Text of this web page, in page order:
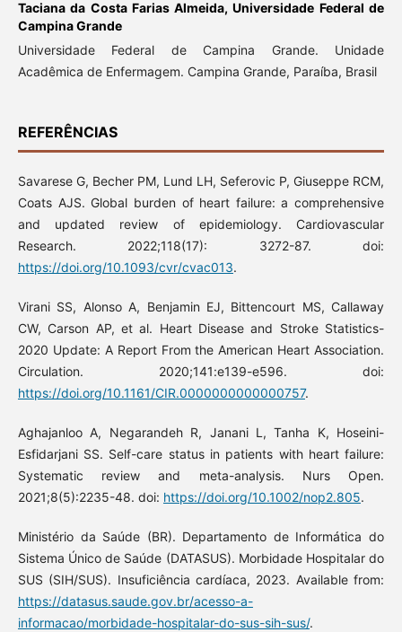
Taciana da Costa Farias Almeida,Universidade Federal de
Campina Grande
Universidade Federal de Campina Grande. Unidade
Acadêmica de Enfermagem. Campina Grande, Paraíba, Brasil
REFERÊNCIAS
Savarese G, Becher PM, Lund LH, Seferovic P, Giuseppe RCM,
Coats AJS. Global burden of heart failure: a comprehensive
and updated review of epidemiology. Cardiovascular
Research. 2022;118(17): 3272-87. doi:
https://doi.org/10.1093/cvr/cvac013.
Virani SS, Alonso A, Benjamin EJ, Bittencourt MS, Callaway
CW, Carson AP, et al. Heart Disease and Stroke Statistics-
2020 Update: A Report From the American Heart Association.
Circulation. 2020;141:e139-e596. doi:
https://doi.org/10.1161/CIR.0000000000000757.
Aghajanloo A, Negarandeh R, Janani L, Tanha K, Hoseini-
Esfidarjani SS. Self-care status in patients with heart failure:
Systematic review and meta-analysis. Nurs Open.
2021;8(5):2235-48. doi: https://doi.org/10.1002/nop2.805.
Ministério da Saúde (BR). Departamento de Informática do
Sistema Único de Saúde (DATASUS). Morbidade Hospitalar do
SUS (SIH/SUS). Insuficiência cardíaca, 2023. Available from:
https://datasus.saude.gov.br/acesso-a-
informacao/morbidade-hospitalar-do-sus-sih-sus/.